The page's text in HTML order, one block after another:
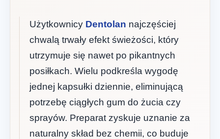
Użytkownicy Dentolan najczęściej
chwalą trwały efekt świeżości, który
utrzymuje się nawet po pikantnych
posiłkach. Wielu podkreśla wygodę
jednej kapsułki dziennie, eliminującą
potrzebę ciągłych gum do żucia czy
sprayów. Preparat zyskuje uznanie za
naturalny skład bez chemii, co buduje